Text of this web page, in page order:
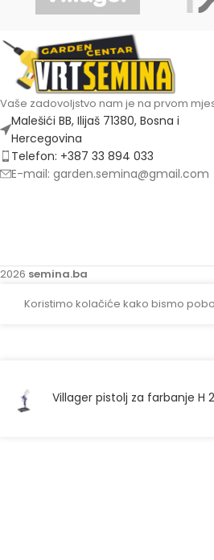
Vaše zadovoljstvo nam je na prvom
Malešići BB, Ilijaš 71380, Bosna i
Hercegovina
Telefon: +387 33 894 033
E-mail: garden.semina@gmail.com
2026 semina.ba
Koristimo kolačiće kako bismo
Villager pistolj za farbanje H